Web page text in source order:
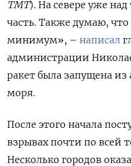
ТМТ). На севере уже
часть. Также думаю,
минимум», – написал
администрации
ракет была запущена из
моря.
После этого начала
взрывах почти по всей
Несколько городов